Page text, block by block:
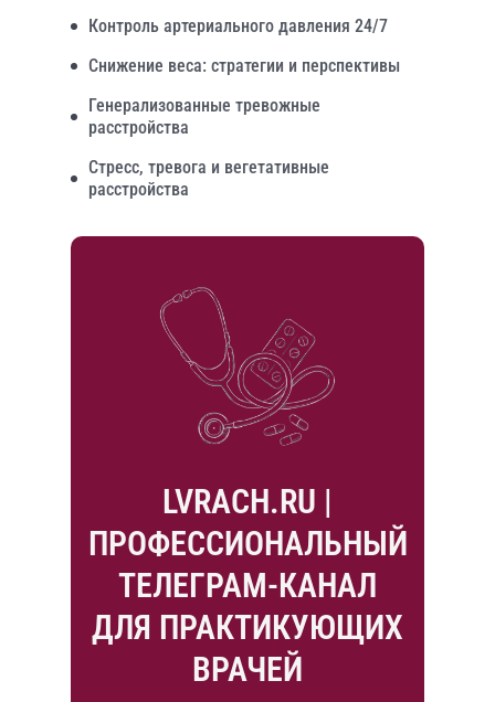
Контроль артериального давления 24/7
Снижение веса: стратегии и перспективы
Генерализованные тревожные
расстройства
Стресс, тревога и вегетативные
расстройства
LVRACH.RU |
ПРОФЕССИОНАЛЬНЫЙ
ТЕЛЕГРАМ-КАНАЛ
ДЛЯ ПРАКТИКУЮЩИХ
ВРАЧЕЙ